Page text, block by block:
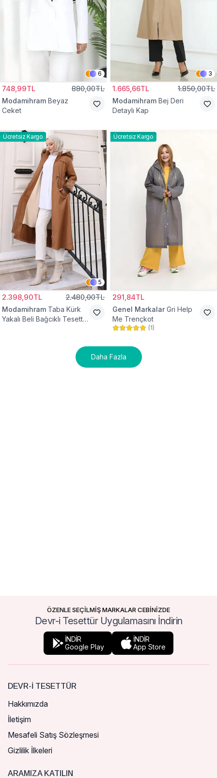
6
748,99TL 880,00TL
Modamihram Beyaz
Ceket
3
1.665,66TL 1.850,00TL
Modamihram Bej Deri
Detaylı Kap
Ücretsiz Kargo
5
2.398,90TL 2.480,00TL
Modamihram Taba Kürk
Yakalı Beli Bağcıklı Tesettür
Ücretsiz Kargo
291,84TL
Genel Markalar Gri Help
Me Trençkot
(1)
Daha Fazla
ÖZENLE SEÇİLMİŞ MARKALAR CEBİNİZDE
Devr-i Tesettür Uygulamasını İndirin
İNDİR
Google Play
İNDİR
App Store
DEVR-I TESETTÜR
Hakkımızda
İletişim
Mesafeli Satış Sözleşmesi
Gizlilik İlkeleri
ARAMIZA KATILIN